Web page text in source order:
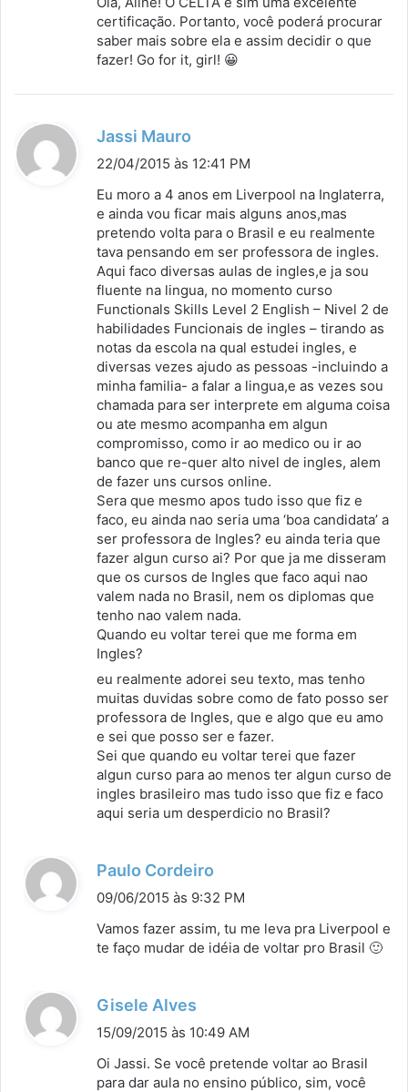
s
e
:
certificação. Portanto, você poderá procurar
saber mais sobre ela e assim decidir o que
fazer! Go for it, girl! 😀
Jassi Mauro
i
s
e
:
22/04/2015 às 12:41 PM
Eu moro a 4 anos em Liverpool na Inglaterra,
e ainda vou ficar mais alguns anos,mas
pretendo volta para o Brasil e eu realmente
tava pensando em ser professora de ingles.
Aqui faco diversas aulas de ingles,e ja sou
fluente na lingua, no momento curso
Functionals Skills Level 2 English – Nivel 2 de
habilidades Funcionais de ingles – tirando as
notas da escola na qual estudei ingles, e
diversas vezes ajudo as pessoas -incluindo a
minha familia- a falar a lingua,e as vezes sou
chamada para ser interprete em alguma coisa
ou ate mesmo acompanha em algun
compromisso, como ir ao medico ou ir ao
banco que re-quer alto nivel de ingles, alem
de fazer uns cursos online.
Sera que mesmo apos tudo isso que fiz e
faco, eu ainda nao seria uma ‘boa candidata’ a
ser professora de Ingles? eu ainda teria que
fazer algun curso ai? Por que ja me disseram
que os cursos de Ingles que faco aqui nao
valem nada no Brasil, nem os diplomas que
tenho nao valem nada.
Quando eu voltar terei que me forma em
Ingles?
eu realmente adorei seu texto, mas tenho
muitas duvidas sobre como de fato posso ser
professora de Ingles, que e algo que eu amo
e sei que posso ser e fazer.
Sei que quando eu voltar terei que fazer
algun curso para ao menos ter algun curso de
ingles brasileiro mas tudo isso que fiz e faco
aqui seria um desperdicio no Brasil?
Paulo Cordeiro
i
s
09/06/2015 às 9:32 PM
Vamos fazer assim, tu me leva pra Liverpool e
te faço mudar de idéia de voltar pro Brasil 🙂
Gisele Alves
i
s
15/09/2015 às 10:49 AM
Oi Jassi. Se você pretende voltar ao Brasil
para dar aula no ensino público, sim, você